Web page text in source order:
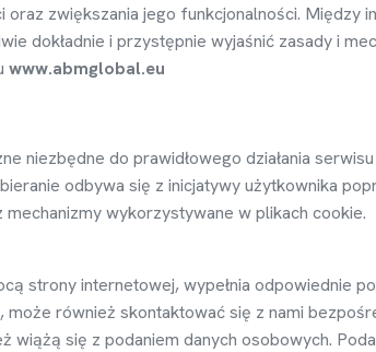
oraz zwiększania jego funkcjonalności. Między
dokładnie i przystępnie wyjaśnić zasady i
www.abmglobal.eu
niezbędne do prawidłowego działania
odbywa się z inicjatywy użytkownika
wykorzystywane w plikach cookie.
ą strony internetowej, wypełnia odpowiednie
może również skontaktowaćsię z nami bezpoś
ż wiążą się z podaniem danych osobowych.